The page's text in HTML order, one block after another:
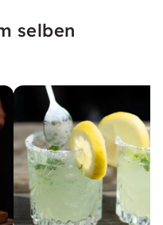
nicht vergessen
selben